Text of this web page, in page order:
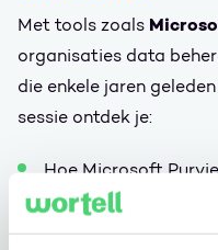
Met tools zoals
organisaties data
die enkele jaren
sessie ontdek je:
Hoe Microsoft
classificeren van
Hoe Microsoft